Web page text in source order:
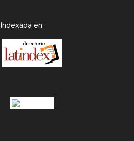
Indexada en: